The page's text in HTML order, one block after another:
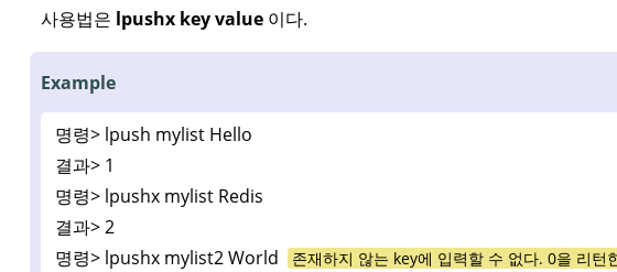
사용법은 lpushx key value 이다.
Example
명령> lpush mylist Hello
결과> 1
명령> lpushx mylist Redis
결과>2
명령> lpushx mylist2 World 존재하지 않는 key에 입력할 수 없다. 0을 리턴